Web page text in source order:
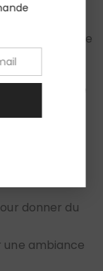
d’harmonie
Parce que
d’une
donner du
une ambiance